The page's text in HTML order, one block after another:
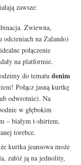
zawsze:
Zwiewna,
na Zalando)
połączenie
na platformie.
do tematu denim
Połącz jasną kurtkę
odwrotnie). Na
w głębokim
– białym t-shirtem,
torebce.
kurtka jeansowa może
załóż ją na jednolity,